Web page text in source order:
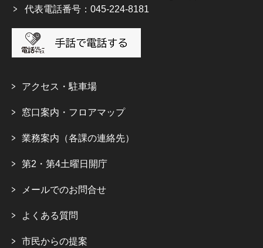
代表電話番号：045-224-8181
アクセス・駐車場
窓口案内・フロアマップ
業務案内（各課の連絡先）
第2・第4土曜日開庁
メールでのお問合せ
よくある質問
市民からの提案